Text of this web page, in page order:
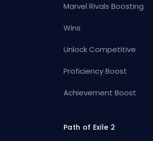
Marvel Rivals Boosting
Wins
Unlock Competitive
Proficiency Boost
Achievement Boost
Path of Exile 2